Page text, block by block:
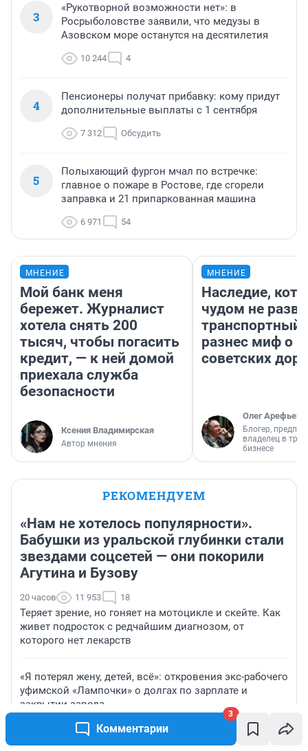
Комментарии
3
3
«Рукотворной возможности нет»: в
Росрыболовстве заявили, что медузы в
Азовском море останутся на десятилетия
10 244 4
4
Пенсионеры получат прибавку: кому придут
дополнительные выплаты с 1 сентября
7 312 Обсудить
5
Полыхающий фургон мчал по встречке:
главное о пожаре в Ростове, где сгорели
заправка и 21 припаркованная машина
6 971 54
МНЕНИЕ
Мой банк меня
бережет. Журналист
хотела снять 200
тысяч, чтобы погасить
кредит, — к ней домой
приехала служба
безопасности
Ксения Владимирская
Автор мнения
МНЕНИЕ
Наследие,
чудом не
транспортный
разнес миф о
советских
Олег Арефьев
Блогер,
владелец в
бизнесе
РЕКОМЕНДУЕМ
«Нам не хотелось популярности».
Бабушки из уральской глубинки стали
звездами соцсетей — они покорили
Агутина и Бузову
20 часов 11 953 18
Теряет зрение, но гоняет на мотоцикле и скейте. Как
живет подросток с редчайшим диагнозом, от
которого нет лекарств
«Я потерял жену, детей, всё»: откровения экс-рабочего
уфимской «Лампочки» о долгах по зарплате и
закрытии завода
«Мечтал о большой жизни»: иностранец из Камеруна